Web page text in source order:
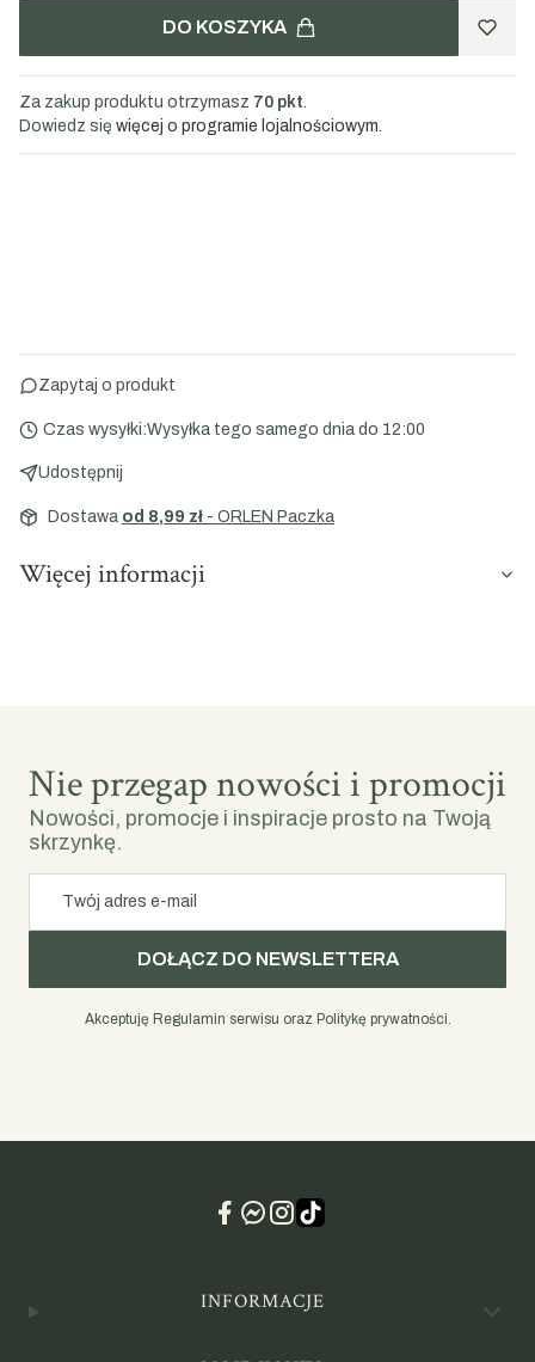
DO KOSZYKA
Za zakup produktu otrzymasz 70 pkt.
Dowiedz się więcej o programie lojalnościowym.
Zapytaj o produkt
Czas wysyłki:Wysyłka tego samego dnia do 12:00
Udostępnij
Dostawa od 8,99 zł - ORLEN Paczka
Więcej informacji
Nie przegap nowości i promocji
Nowości, promocje i inspiracje prosto na Twoją
skrzynkę.
Twój adres e-mail
DOŁĄCZ DO NEWSLETTERA
Akceptuję Regulamin serwisu oraz Politykę prywatności.
Linki w stopceINFORMACJE